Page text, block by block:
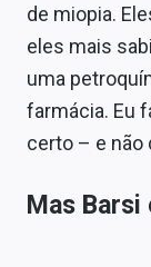
de miopia.
eles mais
uma
farmácia. Eu
certo – e não
Mas Barsi